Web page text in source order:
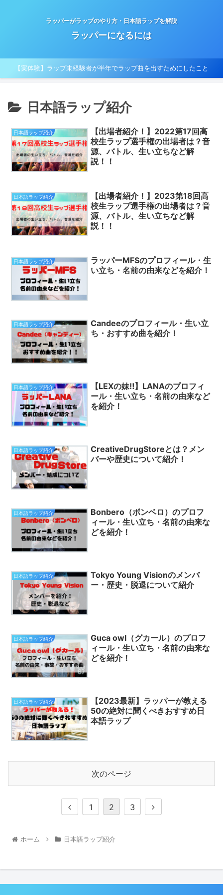
ラッパーがラップのやり方・日本語ラップを解説
ラッパーになるには
【実体験】ラップ未経験者が半年でラップ曲を出すためにしたこと
日本語ラップ紹介
日本語ラップ紹介
【出場者紹介！】2022第17回高
校生ラップ選手権の出場者は？音
源、バトル、生い立ちなど解
説！！
日本語ラップ紹介
【出場者紹介！】2023第18回高
校生ラップ選手権の出場者は？音
源、バトル、生い立ちなど解
説！！
日本語ラップ紹介
ラッパーMFSのプロフィール・生
い立ち・名前の由来などを紹介！
日本語ラップ紹介
Candeeのプロフィール・生い立
ち・おすすめ曲を紹介！
日本語ラップ紹介
【LEXの妹‼︎】LANAのプロフィ
ール・生い立ち・名前の由来など
を紹介！
日本語ラップ紹介
CreativeDrugStoreとは？メン
バーや歴史について紹介！
日本語ラップ紹介
Bonbero（ボンベロ）のプロフ
ィール・生い立ち・名前の由来な
どを紹介！
日本語ラップ紹介
Tokyo Young Visionのメンバ
ー・歴史・脱退について紹介
日本語ラップ紹介
Guca owl（グカール）のプロフ
ィール・生い立ち・名前の由来な
どを紹介！
日本語ラップ紹介
【2023最新】ラッパーが教える
50の絶対に聞くべきおすすめ日
本語ラップ
次のページ
1 2 3
ホーム 日本語ラップ紹介